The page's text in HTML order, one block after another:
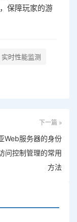
保障玩家的游
实时性能监测
下一篇 »
Web服务器的身份
问控制管理的常用
方法